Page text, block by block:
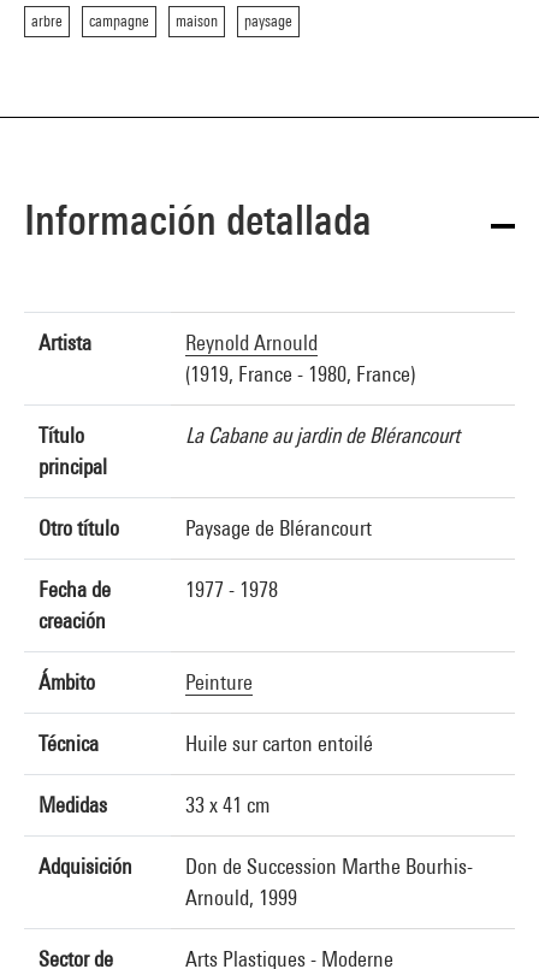
arbre campagne maison paysage
Información detallada
Artista
Reynold Arnould
(1919, France - 1980, France)
Título
principal
La Cabane au jardin de Blérancourt
Otro título Paysage de Blérancourt
Fecha de
creación
1977 - 1978
Ámbito Peinture
Técnica Huile sur carton entoilé
Medidas 33 x 41 cm
Adquisición
Don de Succession Marthe Bourhis-
Arnould, 1999
Sector de Arts Plastiques - Moderne